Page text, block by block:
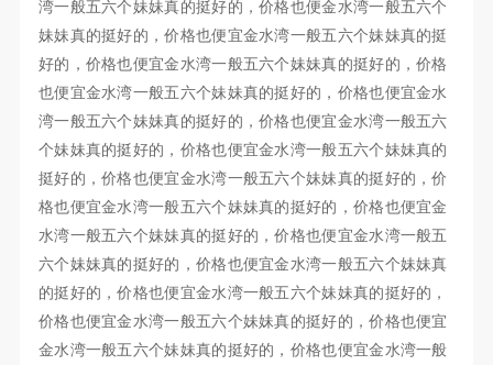
湾一般五六个妹妹真的挺好的，价格也便金水湾一般五六个
妹妹真的挺好的，价格也便宜金水湾一般五六个妹妹真的挺
好的，价格也便宜金水湾一般五六个妹妹真的挺好的，价格
也便宜金水湾一般五六个妹妹真的挺好的，价格也便宜金水
湾一般五六个妹妹真的挺好的，价格也便宜金水湾一般五六
个妹妹真的挺好的，价格也便宜金水湾一般五六个妹妹真的
挺好的，价格也便宜金水湾一般五六个妹妹真的挺好的，价
格也便宜金水湾一般五六个妹妹真的挺好的，价格也便宜金
水湾一般五六个妹妹真的挺好的，价格也便宜金水湾一般五
六个妹妹真的挺好的，价格也便宜金水湾一般五六个妹妹真
的挺好的，价格也便宜金水湾一般五六个妹妹真的挺好的，
价格也便宜金水湾一般五六个妹妹真的挺好的，价格也便宜
金水湾一般五六个妹妹真的挺好的，价格也便宜金水湾一般